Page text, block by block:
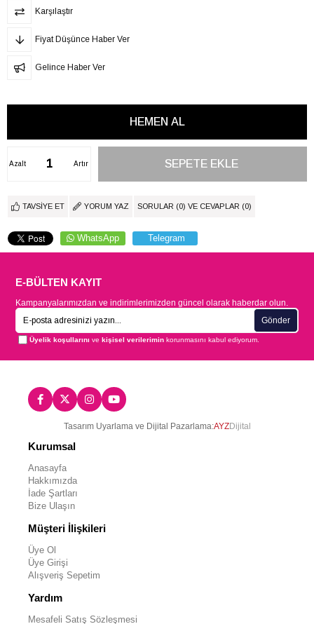
Karşılaştır
Fiyat Düşünce Haber Ver
Gelince Haber Ver
Artır
Azalt
TAVSIYE ET YORUM YAZ SORULAR (0) VE CEVAPLAR (0)
WhatsApp Telegram
E-BÜLTEN KAYIT
Kampanyalarımızdan ve indirimlerimizden güncel olarak haberdar olun.
Gönder
Üyelik koşullarını vekişisel verilerimin korunmasını kabul ediyorum.
Tasarım Uyarlama ve Dijital Pazarlama:AYZDijital
Kurumsal
Anasayfa
Hakkımızda
İade Şartları
Bize Ulaşın
Müşteri İlişkileri
Üye Ol
Üye Girişi
Alışveriş Sepetim
Yardım
Mesafeli Satış Sözleşmesi